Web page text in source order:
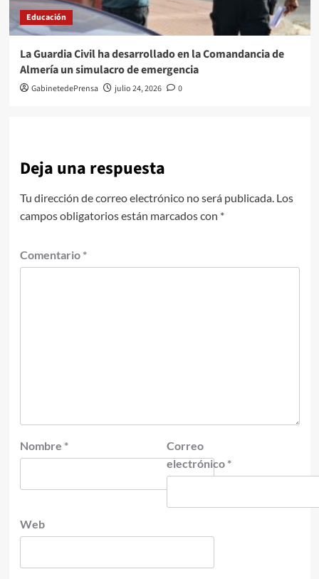
Educación
La Guardia Civil ha desarrollado en la Comandancia de
Almería un simulacro de emergencia
GabinetedePrensa julio 24, 2026 0
Deja una respuesta
Tu dirección de correo electrónico no será publicada. Los
campos obligatorios están marcados con *
Comentario *
Nombre *
Correo
electrónico *
Web